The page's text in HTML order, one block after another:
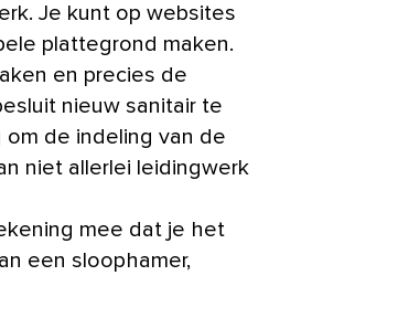
Je kunt op websites
plattegrond maken.
en precies de
nieuw sanitair te
de indeling van de
niet allerlei leidingwerk
mee dat je het
een sloophamer,